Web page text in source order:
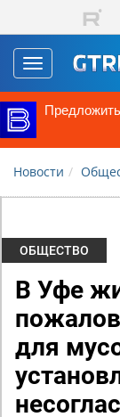
Перейти к
Toggle
navigation
Новости
ОБЩЕСТВО
В Уфе
для